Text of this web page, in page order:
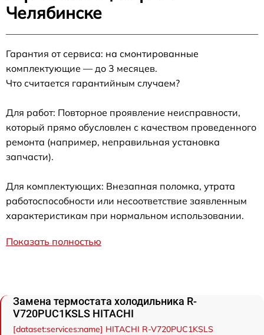
Челябинске
Гарантия от сервиса: на смонтированные
комплектующие — до 3 месяцев.
Что считается гарантийным случаем?
Для работ: Повторное проявление неисправности,
который прямо обусловлен с качеством проведенного
ремонта (например, неправильная установка
запчасти).
Для комплектующих: Внезапная поломка, утрата
работоспособности или несоответствие заявленным
характеристикам при нормальном использовании.
Показать полностью
Замена термостата холодильника R-
V720PUC1KSLS HITACHI
[dataset:services:name] HITACHI R-V720PUC1KSLS